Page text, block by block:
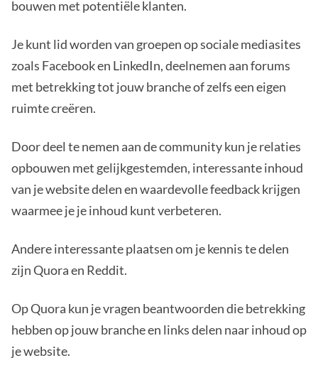
bouwen met potentiële klanten.
Je kunt lid worden van groepen op sociale mediasites
zoals Facebook en LinkedIn, deelnemen aan forums
met betrekking tot jouw branche of zelfs een eigen
ruimte creëren.
Door deel te nemen aan de community kun je relaties
opbouwen met gelijkgestemden, interessante inhoud
van je website delen en waardevolle feedback krijgen
waarmee je je inhoud kunt verbeteren.
Andere interessante plaatsen om je kennis te delen
zijn Quora en Reddit.
Op Quora kun je vragen beantwoorden die betrekking
hebben op jouw branche en links delen naar inhoud op
je website.